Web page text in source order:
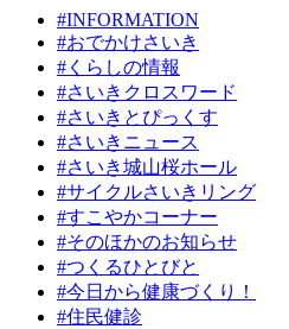
#INFORMATION
#おでかけさいき
#くらしの情報
#さいきクロスワード
#さいきとぴっくす
#さいきニュース
#さいき城山桜ホール
#サイクルさいきリング
#すこやかコーナー
#そのほかのお知らせ
#つくるひとびと
#今日から健康づくり！
#住民健診